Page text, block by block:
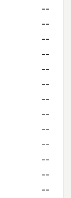
--
--
--
--
--
--
--
--
--
--
--
--
--